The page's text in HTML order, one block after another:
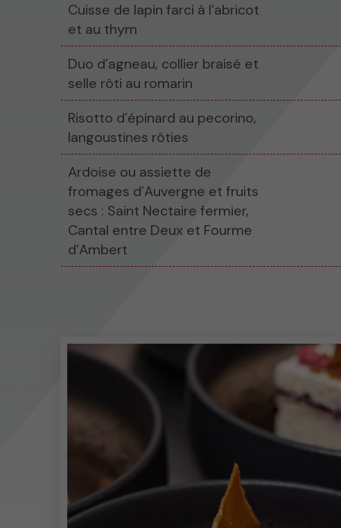
Cuisse de lapin farci à l’abricot
et au thym
Duo d’agneau, collier braisé et
selle rôti au romarin
Risotto d’épinard au pecorino,
langoustines rôties
Ardoise ou assiette de
fromages d’Auvergne et fruits
secs : Saint Nectaire fermier,
Cantal entre Deux et Fourme
d’Ambert